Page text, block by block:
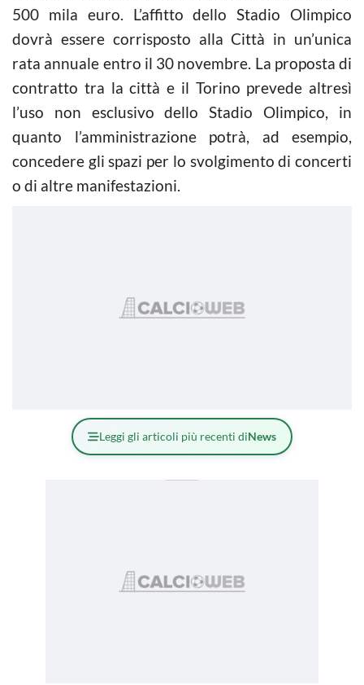
500 mila euro. L’affitto dello Stadio Olimpico
dovrà essere corrisposto alla Città in un’unica
rata annuale entro il 30 novembre. La proposta di
contratto tra la città e il Torino prevede altresì
l’uso non esclusivo dello Stadio Olimpico, in
quanto l’amministrazione potrà, ad esempio,
concedere gli spazi per lo svolgimento di concerti
o di altre manifestazioni.
Leggi gli articoli più recenti diNews